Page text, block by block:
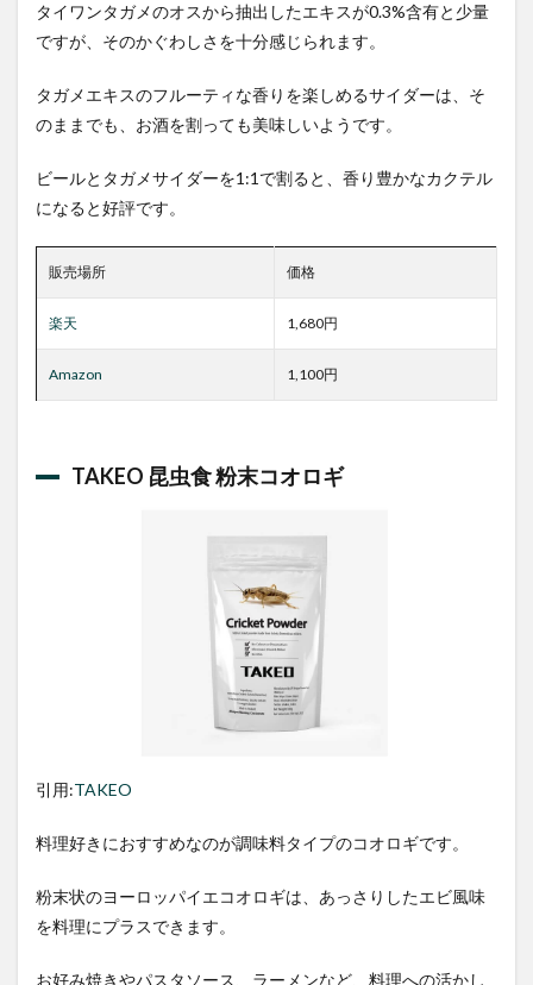
タイワンタガメのオスから抽出したエキスが0.3%含有と少量
ですが、そのかぐわしさを十分感じられます。
タガメエキスのフルーティな香りを楽しめるサイダーは、そ
のままでも、お酒を割っても美味しいようです。
ビールとタガメサイダーを1:1で割ると、香り豊かなカクテル
になると好評です。
販売場所 価格
楽天 1,680円
Amazon 1,100円
TAKEO 昆虫食 粉末コオロギ
引用:TAKEO
料理好きにおすすめなのが調味料タイプのコオロギです。
粉末状のヨーロッパイエコオロギは、あっさりしたエビ風味
を料理にプラスできます。
お好み焼きやパスタソース、ラーメンなど、料理への活かし